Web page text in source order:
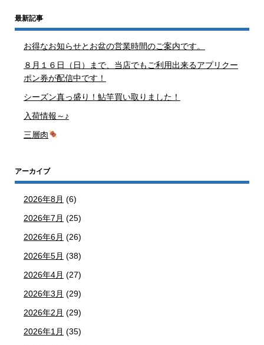
最新記事
お得なお知らせとお盆の営業時間のご案内です。
８月１６日（日）まで、当店でもご利用出来るアプリクー
ポン券が配信中です！
シーズン真っ盛り！鮎竿買い取りました！
入荷情報～♪
三層肉
アーカイブ
2026年8月 (6)
2026年7月 (25)
2026年6月 (26)
2026年5月 (38)
2026年4月 (27)
2026年3月 (29)
2026年2月 (29)
2026年1月 (35)